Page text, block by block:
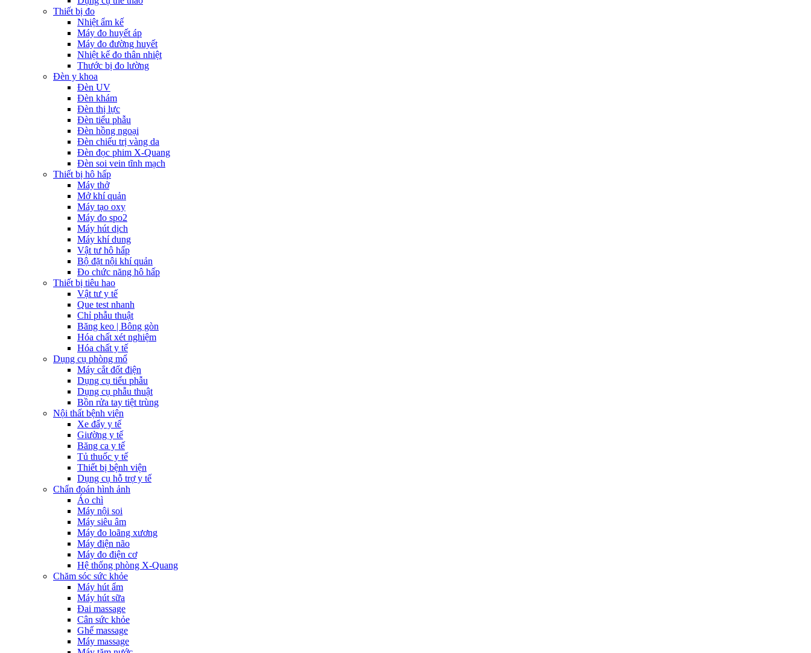
Thiết bị đo
Nhiệt ẩm kế
Máy đo huyết áp
Máy đo đường huyết
Nhiệt kế đo thân nhiệt
Thước bị đo lường
Đèn y khoa
Đèn UV
Đèn khám
Đèn thị lực
Đèn tiểu phẫu
Đèn hồng ngoại
Đèn chiếu trị vàng da
Đèn đọc phim X-Quang
Đèn soi vein tĩnh mạch
Thiết bị hô hấp
Máy thở
Mở khí quản
Máy tạo oxy
Máy đo spo2
Máy hút dịch
Máy khí dung
Vật tư hô hấp
Bộ đặt nội khí quản
Đo chức năng hô hấp
Thiết bị tiêu hao
Vật tư y tế
Que test nhanh
Chỉ phẫu thuật
Băng keo | Bông gòn
Hóa chất xét nghiệm
Hóa chất y tế
Dụng cụ phòng mổ
Máy cắt đốt điện
Dụng cụ tiểu phẫu
Dụng cụ phẫu thuật
Bồn rửa tay tiệt trùng
Nội thất bệnh viện
Xe đẩy y tế
Giường y tế
Băng ca y tế
Tủ thuốc y tế
Thiết bị bệnh viện
Dụng cụ hỗ trợ y tế
Chẩn đoán hình ảnh
Áo chì
Máy nội soi
Máy siêu âm
Máy đo loãng xương
Máy điện não
Máy đo điện cơ
Hệ thống phòng X-Quang
Chăm sóc sức khỏe
Máy hút ẩm
Máy hút sữa
Đai massage
Cân sức khỏe
Ghế massage
Máy massage